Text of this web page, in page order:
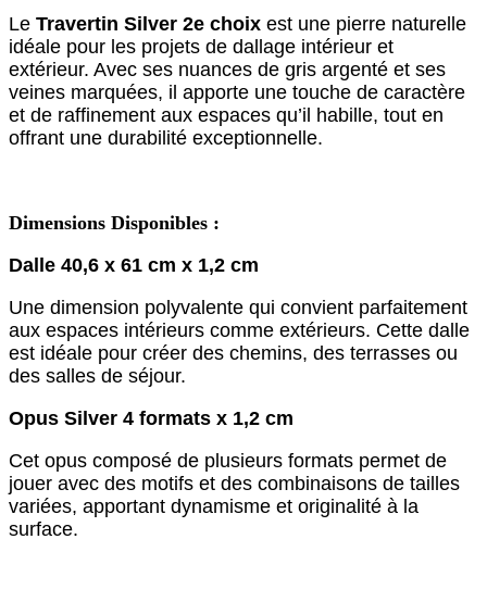
Le Travertin Silver 2e choix est une pierre naturelle
idéale pour les projets de dallage intérieur et
extérieur. Avec ses nuances de gris argenté et ses
veines marquées, il apporte une touche de caractère
et de raffinement aux espaces qu’il habille, tout en
offrant une durabilité exceptionnelle.
Dimensions Disponibles :
Dalle 40,6 x 61 cm x 1,2 cm
Une dimension polyvalente qui convient parfaitement
aux espaces intérieurs comme extérieurs. Cette dalle
est idéale pour créer des chemins, des terrasses ou
des salles de séjour.
Opus Silver 4 formats x 1,2 cm
Cet opus composé de plusieurs formats permet de
jouer avec des motifs et des combinaisons de tailles
variées, apportant dynamisme et originalité à la
surface.